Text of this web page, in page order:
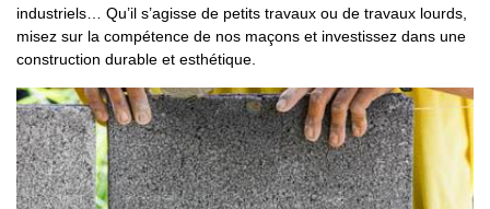
industriels… Qu’il s’agisse de petits travaux ou de travaux lourds,
misez sur la compétence de nos maçons et investissez dans une
construction durable et esthétique.